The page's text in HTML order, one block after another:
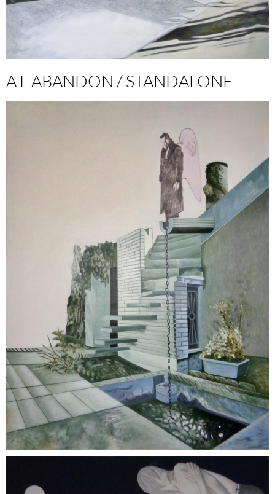
A L ABANDON / STANDALONE